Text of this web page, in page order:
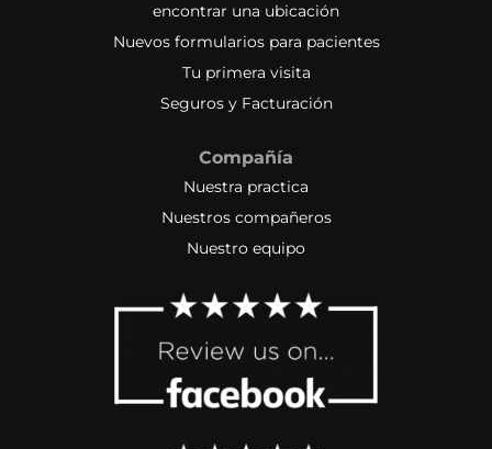
encontrar una ubicación
Nuevos formularios para pacientes
Tu primera visita
Seguros y Facturación
Compañía
Nuestra practica
Nuestros compañeros
Nuestro equipo